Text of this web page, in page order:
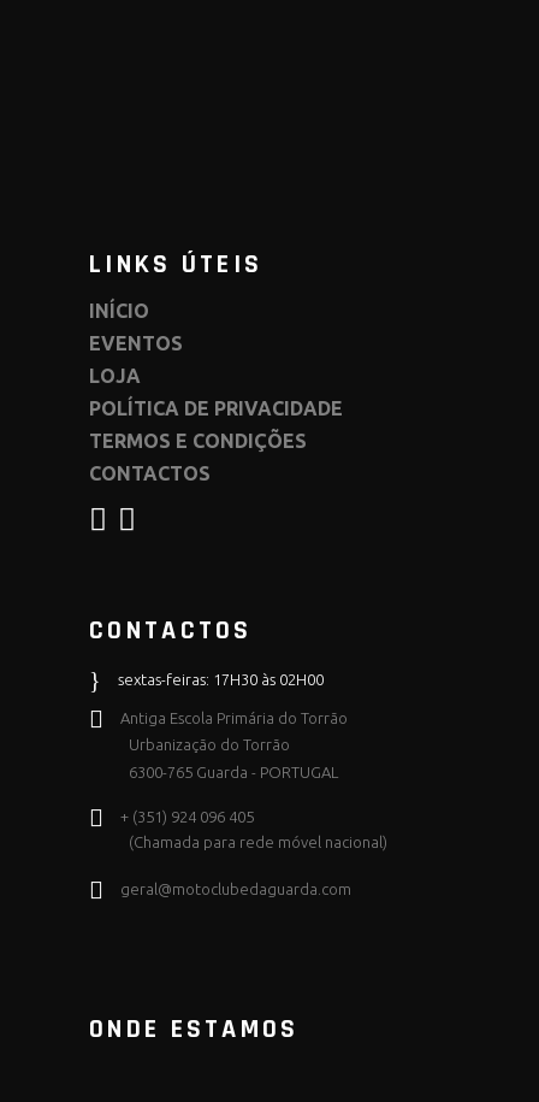
LINKS ÚTEIS
INÍCIO
EVENTOS
LOJA
POLÍTICA DE PRIVACIDADE
TERMOS E CONDIÇÕES
CONTACTOS
CONTACTOS
sextas-feiras: 17H30 às 02H00
Antiga Escola Primária do Torrão
Urbanização do Torrão
6300-765 Guarda - PORTUGAL
+ (351) 924 096 405
(Chamada para rede móvel nacional)
geral@motoclubedaguarda.com
ONDE ESTAMOS